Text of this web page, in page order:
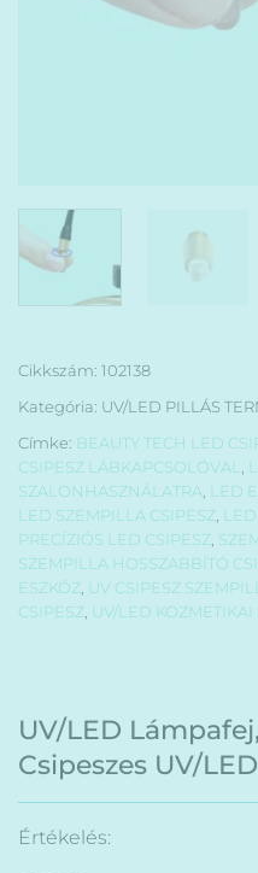
Cikkszám: 102138
Kategória: UV/LED PILLÁS
Címke: BEAUTY TECH LED
CSIPESZ LÁBKAPCSOLÓVAL,
SZALONHASZNÁLATRA, LED
LED SZEMPILLA CSIPESZ,
PRECÍZIÓS LED CSIPESZ,
SZEMPILLA HOSSZABBÍTÓ
ESZKÖZ, UV CSIPESZ
CSIPESZ, UV/LED KOZMETIKAI
UV/LED
Csipeszes UV/
Értékelés: